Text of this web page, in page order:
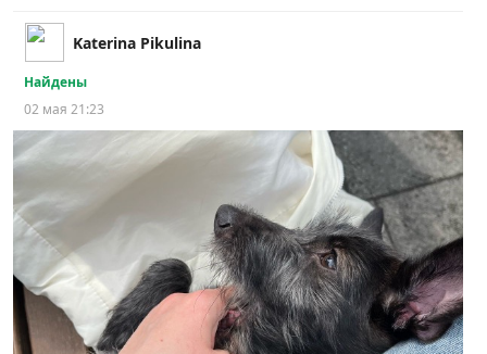
Katerina Pikulina
Найдены
02 мая 21:23